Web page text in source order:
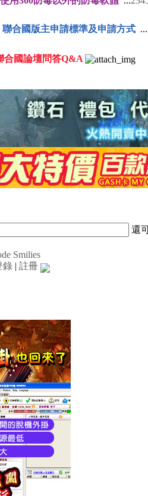
聯合國版主申請標準及申請方式 ...
合國論壇問答Q&A
還
Smilies
錄 | 註冊